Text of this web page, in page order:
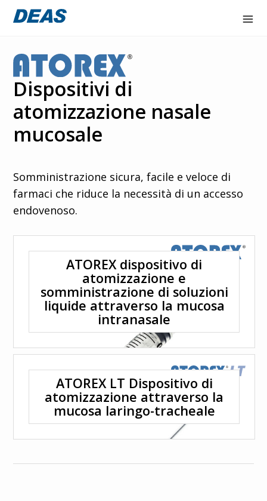
Select your
language
Accex
Atorex
Deaflux
line
Hydraltis
Nair
Azienda
Contatta
Dispositivi di
atomizzazione nasale
mucosale
Somministrazione sicura, facile e veloce di
farmaci che riduce la necessità di un accesso
endovenoso.
ATOREX dispositivo di
atomizzazione e
somministrazione di soluzioni
liquide attraverso la mucosa
intranasale
ATOREX LT Dispositivo di
atomizzazione attraverso la
mucosa laringo-tracheale